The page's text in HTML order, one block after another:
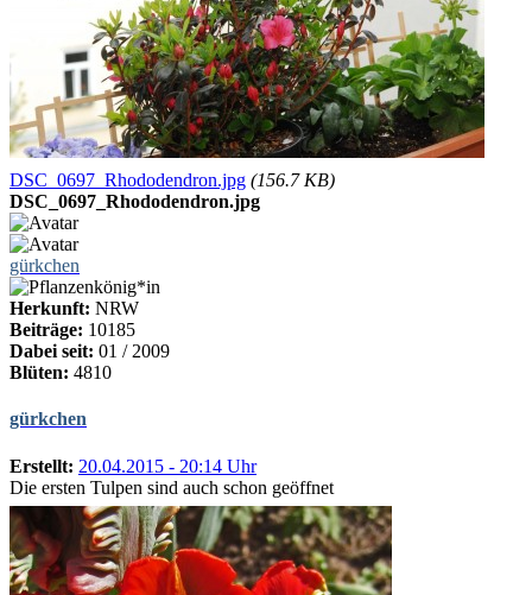
DSC_0697_Rhododendron.jpg (156.7 KB)
DSC_0697_Rhododendron.jpg
gürkchen
Herkunft: NRW
Beiträge: 10185
Dabei seit: 01 / 2009
Blüten: 4810
gürkchen
Erstellt: 20.04.2015 - 20:14 Uhr
Die ersten Tulpen sind auch schon geöffnet